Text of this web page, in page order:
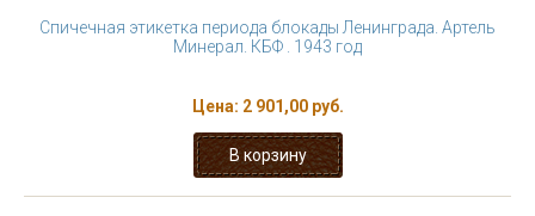
Спичечная этикетка периода блокады Ленинграда. Артель
Минерал. КБФ . 1943 год
Цена: 2 901,00 руб.